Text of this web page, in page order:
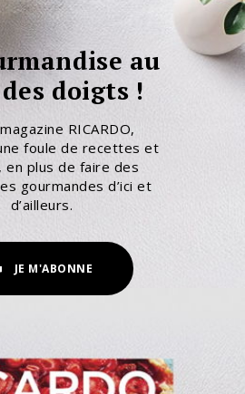
au
doigts !
RICARDO,
foule de recettes et
en plus de faire des
gourmandes d’ici et
d’ailleurs.
JE M'ABONNE